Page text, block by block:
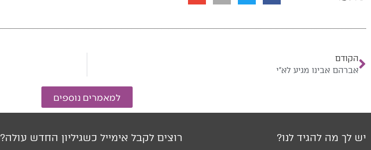
הקודם
אברהם אבינו מגיע לא"י
למאמרים נוספים
יש לך מה להגיד לנו? רוצים לקבל אימייל כשגיליון החדש עולה?